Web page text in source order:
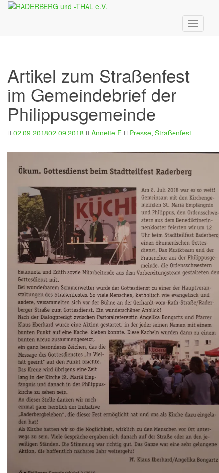
Skip
content
Toggle
Artikel zum Straßenfest
im Gemeindebrief der
Philippusgemeinde
02.09.201802.09.2018 Annette F Presse, Straßenfest